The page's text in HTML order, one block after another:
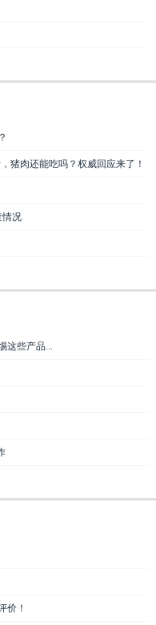
猪肉还能吃吗？权威回应来了！
情况
这些产品...
价！